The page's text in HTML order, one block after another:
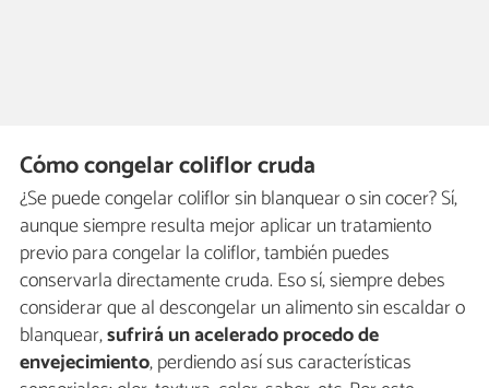
Cómo congelar coliflor cruda
¿Se puede congelar coliflor sin blanquear o sin cocer? Sí,
aunque siempre resulta mejor aplicar un tratamiento
previo para congelar la coliflor, también puedes
conservarla directamente cruda. Eso sí, siempre debes
considerar que al descongelar un alimento sin escaldar o
blanquear,sufrirá un acelerado procedo de
envejecimiento, perdiendo así sus características